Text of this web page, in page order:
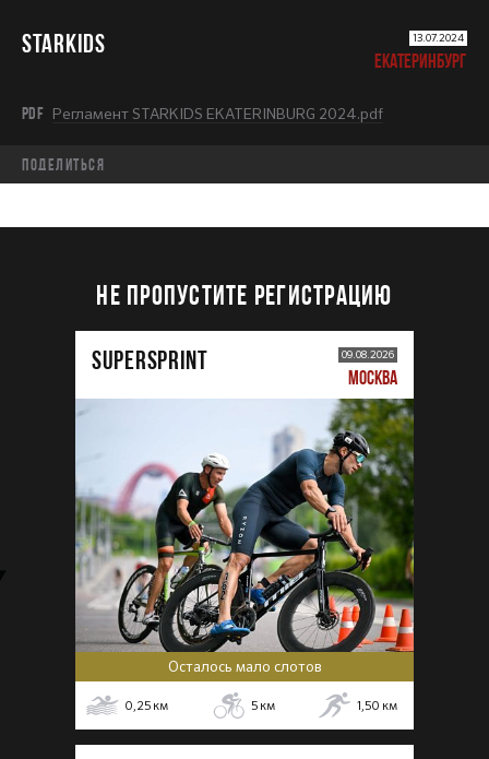
STARKIDS 13.07.2024
ЕКАТЕРИНБУРГ
PDF Регламент STARKIDS EKATERINBURG 2024.pdf
Поделиться
НЕ ПРОПУСТИТЕ РЕГИСТРАЦИЮ
SUPERSPRINT 09.08.2026
МОСКВА
Осталось мало слотов
0,25 км 5 км 1,50 км